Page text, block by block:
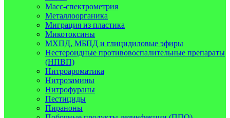
Масс-спектрометрия
Металлоорганика
Миграция из пластика
Микотоксины
МХПД, МБПД и глицидиловые эфиры
Нестероидные противовоспалительные препараты
(НПВП)
Нитроароматика
Нитрозамины
Нитрофураны
Пестициды
Пираноны